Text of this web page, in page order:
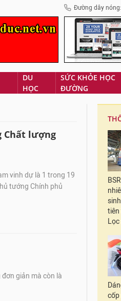
Đường dây
DU
HỌC
SỨC KHỎE HỌC
ĐƯỜNG
Chất lượng
vinh dự là 1 trong 19
tướng Chính phủ
giản mà còn là
tiên
cốp